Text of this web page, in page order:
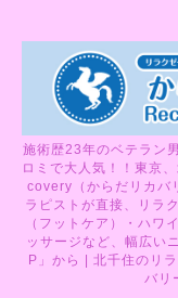
施術歴23年のベテラン
ロミで大人気！！東京
covery（からだリカバ
ラピストが直接、リラ
（フットケア）・ハワ
ッサージなど、幅広い
P」から | 北千住のリ
バリ